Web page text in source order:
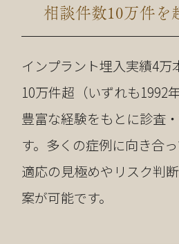
相談件数10万件を
インプラント埋入実績4万
10万件超（いずれも1992
豊富な経験をもとに診査
す。多くの症例に向き合っ
適応の見極めやリスク判
案が可能です。